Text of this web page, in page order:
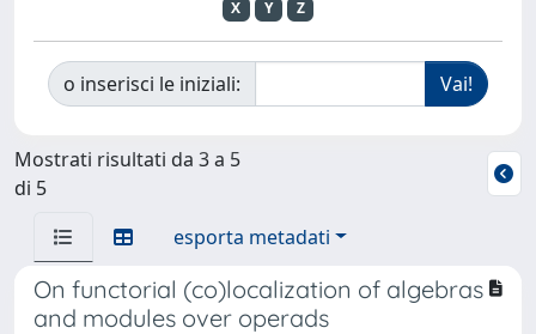
X
Y Z
o inserisci le iniziali:
Mostrati risultati da 3 a 5
di 5
esporta metadati
On functorial (co)localization of algebras
and modules over operads